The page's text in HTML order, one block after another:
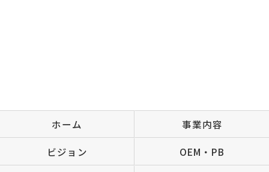
ホーム 事業内容
ビジョン OEM・PB